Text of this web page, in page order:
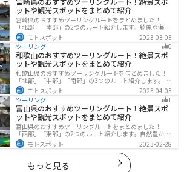
ットや観光スポットをまとめて紹介
宮崎県のおすすめツーリングルートをまとめました！
「北部」「南部」の2つのルート紹介します。綺麗な海岸
線が特徴的な海・自然豊かな山・趣のある神社を満喫す
るツーリングができます。バイクで宮崎県にツーリング
に行く際は参考にしてください。
モトスポット
2023-03-03
ツーリング
0
和歌山のおすすめツーリングルート！絶景スポ
ットや観光スポットをまとめて紹介
和歌山県のおすすめツーリングルートをまとめました！
「北部」「中部」「南部」の3つのルート紹介します。海
と山に囲まれた自然豊かなエリアが広がり、様々な楽し
み方ができます。バイクで和歌山県にツーリングに行く
際は参考にしてください。
モトスポット
2023-04-03
ツーリング
1
富山県のおすすめツーリングルート！絶景スポ
ットや観光スポットをまとめて紹介
富山県のおすすめツーリングルートをまとめました！
「西部」「東部」の2つのルート紹介します。自然豊かな
山と海、温泉が充実しており、美術館などもあるので、
自然を満喫するツーリングができます。バイクで富山県
にツーリングに行く際は参考にしてください。
モトスポット 2023-02-28
もっと見る